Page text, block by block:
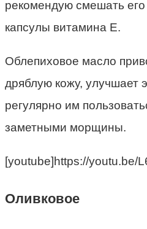
рекомендую смешать
капсулы витамина Е.
Облепиховое масло
дряблую кожу, улучшает
регулярно им
заметными морщины.
[youtube]https://youtu.be/
Оливковое